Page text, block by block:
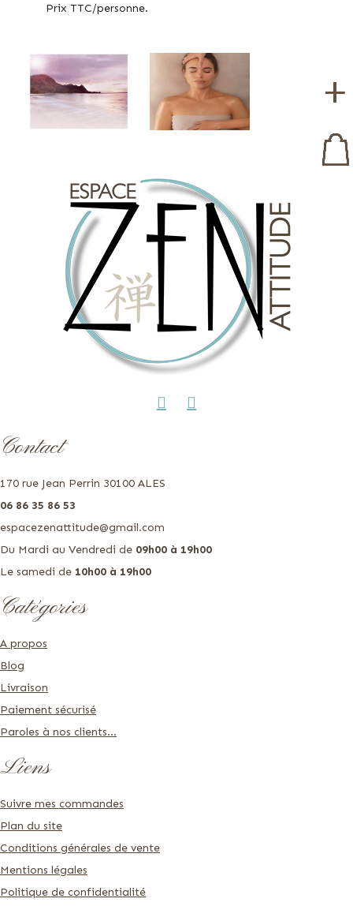
Prix TTC/personne.
Contact
170 rue Jean Perrin 30100 ALES
06 86 35 86 53
espacezenattitude@gmail.com
Du Mardi au Vendredi de 09h00 à 19h00
Le samedi de 10h00 à 19h00
Catégories
A propos
Blog
Livraison
Paiement sécurisé
Paroles à nos clients...
Liens
Suivre mes commandes
Plan du site
Conditions générales de vente
Mentions légales
Politique de confidentialité